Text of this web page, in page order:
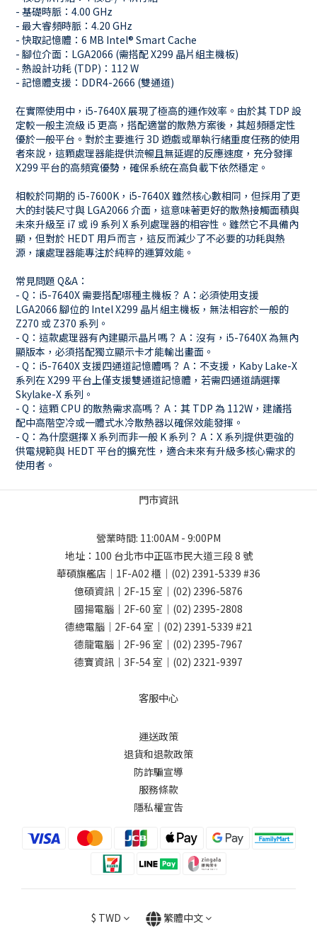
- 基礎時脈：4.00 GHz
- 最大睿頻時脈：4.20 GHz
- 快取記憶體：6 MB Intel® Smart Cache
- 腳位介面：LGA2066 (需搭配 X299 晶片組主機板)
- 熱設計功耗 (TDP)：112 W
- 記憶體支援：DDR4-2666 (雙通道)
在實際使用中，i5-7640X 展現了極高的運作效率。由於其 TDP 設
定較一般主流級 i5 更高，搭配適當的散熱方案後，其超頻穩定性
優於一般平台。對於主要進行 3D 遊戲或單執行緒重度任務的使用
者來說，這顆處理器能提供流暢且無延遲的反應速度，充分發揮
X299 平台的高頻寬優勢，確保系統在高負載下依然穩定。
相較於同期的 i5-7600K，i5-7640X 雖然核心數相同，但採用了更
大的封裝尺寸與 LGA2066 介面，這意味著更好的散熱接觸面積與
未來升級至 i7 或 i9 系列 X 系列處理器的相容性。雖然它不具備內
顯，但對於 HEDT 用戶而言，這反而減少了不必要的功耗與熱
源，讓處理器能專注於純粹的運算效能。
常見問題 Q&A：
- Q：i5-7640X 需要搭配哪種主機板？ A：必須使用支援
LGA2066 腳位的 Intel X299 晶片組主機板，無法相容於一般的
Z270 或 Z370 系列。
- Q：這款處理器有內建顯示晶片嗎？ A：沒有，i5-7640X 為無內
顯版本，必須搭配獨立顯示卡才能輸出畫面。
- Q：i5-7640X 支援四通道記憶體嗎？ A：不支援，Kaby Lake-X
系列在 X299 平台上僅支援雙通道記憶體，若需四通道請選擇
Skylake-X 系列。
- Q：這顆 CPU 的散熱需求高嗎？ A：其 TDP 為 112W，建議搭
配中高階空冷或一體式水冷散熱器以確保效能發揮。
- Q：為什麼選擇 X 系列而非一般 K 系列？ A：X 系列提供更強的
供電規範與 HEDT 平台的擴充性，適合未來有升級多核心需求的
使用者。
門市資訊
營業時間: 11:00AM - 9:00PM
地址： 100 台北市中正區市民大道三段 8 號
華碩旗艦店｜1F-A02 櫃｜ (02) 2391-5339 #36
億碩資訊｜2F-15 室｜ (02) 2396-5876
國揚電腦｜2F-60 室｜ (02) 2395-2808
德總電腦｜2F-64 室｜ (02) 2391-5339 #21
德龍電腦｜2F-96 室｜ (02) 2395-7967
德寶資訊｜3F-54 室｜ (02) 2321-9397
客服中心
運送政策
退貨和退款政策
防詐騙宣導
服務條款
隱私權宣告
$ TWD 繁體中文